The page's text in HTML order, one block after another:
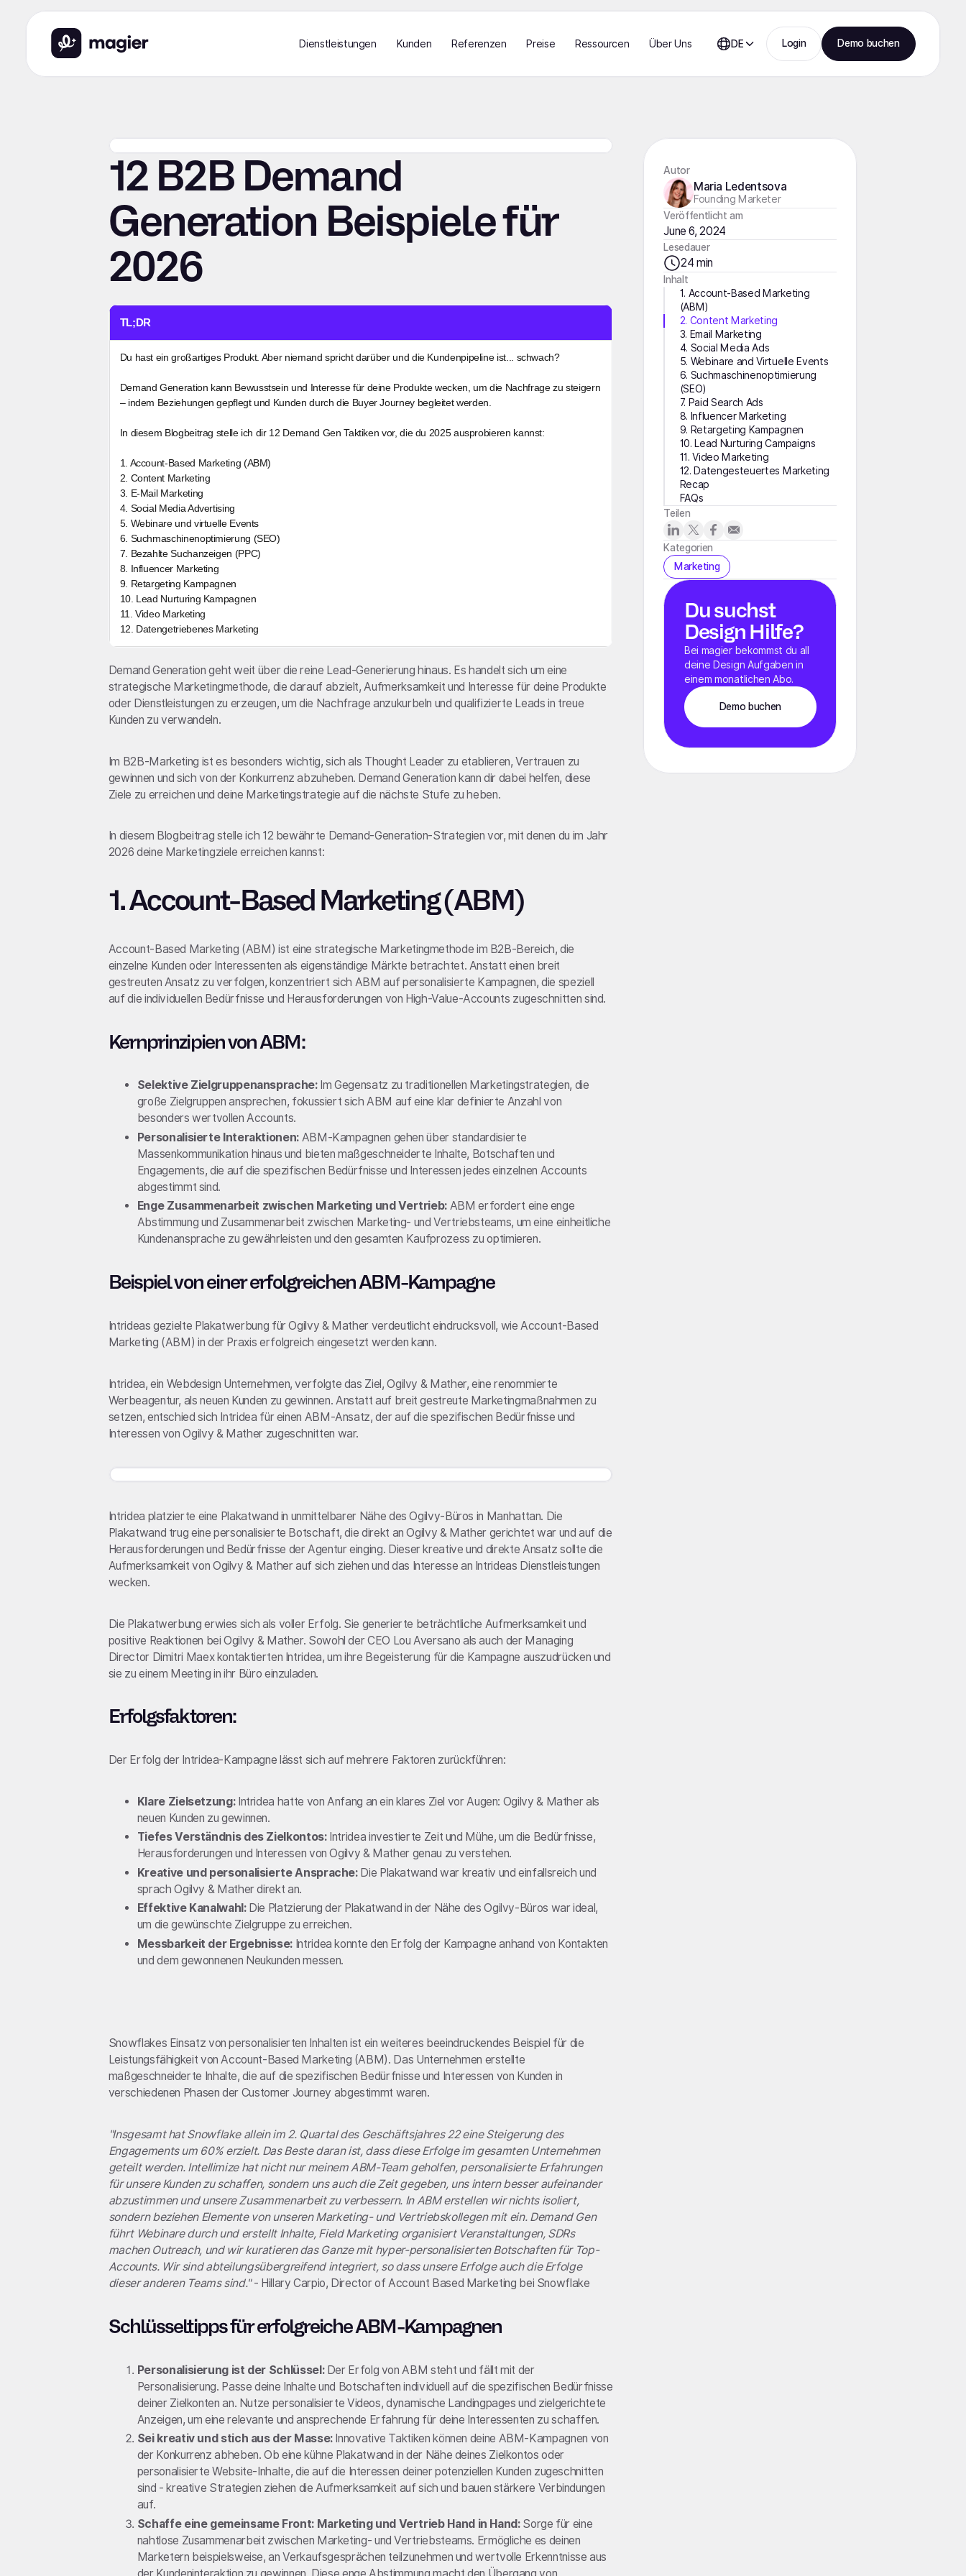
Dienstleistungen Kunden Referenzen Preise Ressourcen Über Uns DE Login Demo buchen
12 B2B Demand
Generation Beispiele für
2026
TL;DR
Du hast ein großartiges Produkt. Aber niemand spricht darüber und die Kundenpipeline ist... schwach?
Demand Generation kann Bewusstsein und Interesse für deine Produkte wecken, um die Nachfrage zu steigern
– indem Beziehungen gepflegt und Kunden durch die Buyer Journey begleitet werden.
In diesem Blogbeitrag stelle ich dir 12 Demand Gen Taktiken vor, die du 2025 ausprobieren kannst:
1. Account-Based Marketing (ABM)
2. Content Marketing
3. E-Mail Marketing
4. Social Media Advertising
5. Webinare und virtuelle Events
6. Suchmaschinenoptimierung (SEO)
7. Bezahlte Suchanzeigen (PPC)
8. Influencer Marketing
9. Retargeting Kampagnen
10. Lead Nurturing Kampagnen
11. Video Marketing
12. Datengetriebenes Marketing
Demand Generation geht weit über die reine Lead-Generierung hinaus. Es handelt sich um eine
strategische Marketingmethode, die darauf abzielt, Aufmerksamkeit und Interesse für deine Produkte
oder Dienstleistungen zu erzeugen, um die Nachfrage anzukurbeln und qualifizierte Leads in treue
Kunden zu verwandeln.
Im B2B-Marketing ist es besonders wichtig, sich als Thought Leader zu etablieren, Vertrauen zu
gewinnen und sich von der Konkurrenz abzuheben. Demand Generation kann dir dabei helfen, diese
Ziele zu erreichen und deine Marketingstrategie auf die nächste Stufe zu heben.
In diesem Blogbeitrag stelle ich 12 bewährte Demand-Generation-Strategien vor, mit denen du im Jahr
2026 deine Marketingziele erreichen kannst:
1. Account-Based Marketing (ABM)
Account-Based Marketing (ABM) ist eine strategische Marketingmethode im B2B-Bereich, die
einzelne Kunden oder Interessenten als eigenständige Märkte betrachtet. Anstatt einen breit
gestreuten Ansatz zu verfolgen, konzentriert sich ABM auf personalisierte Kampagnen, die speziell
auf die individuellen Bedürfnisse und Herausforderungen von High-Value-Accounts zugeschnitten sind.
Kernprinzipien von ABM:
Selektive Zielgruppenansprache:Im Gegensatz zu traditionellen Marketingstrategien, die
große Zielgruppen ansprechen, fokussiert sich ABM auf eine klar definierte Anzahl von
besonders wertvollen Accounts.
Personalisierte Interaktionen:ABM-Kampagnen gehen über standardisierte
Massenkommunikation hinaus und bieten maßgeschneiderte Inhalte, Botschaften und
Engagements, die auf die spezifischen Bedürfnisse und Interessen jedes einzelnen Accounts
abgestimmt sind.
Enge Zusammenarbeit zwischen Marketing und Vertrieb: ABM erfordert eine enge
Abstimmung und Zusammenarbeit zwischen Marketing- und Vertriebsteams, um eine einheitliche
Kundenansprache zu gewährleisten und den gesamten Kaufprozess zu optimieren.
Beispiel von einer erfolgreichen ABM-Kampagne
Intrideas gezielte Plakatwerbung für Ogilvy & Mather verdeutlicht eindrucksvoll, wie Account-Based
Marketing (ABM) in der Praxis erfolgreich eingesetzt werden kann.
Intridea, ein Webdesign Unternehmen, verfolgte das Ziel, Ogilvy & Mather, eine renommierte
Werbeagentur, als neuen Kunden zu gewinnen. Anstatt auf breit gestreute Marketingmaßnahmen zu
setzen, entschied sich Intridea für einen ABM-Ansatz, der auf die spezifischen Bedürfnisse und
Interessen von Ogilvy & Mather zugeschnitten war.
Intridea platzierte eine Plakatwand in unmittelbarer Nähe des Ogilvy-Büros in Manhattan. Die
Plakatwand trug eine personalisierte Botschaft, die direkt an Ogilvy & Mather gerichtet war und auf die
Herausforderungen und Bedürfnisse der Agentur einging. Dieser kreative und direkte Ansatz sollte die
Aufmerksamkeit von Ogilvy & Mather auf sich ziehen und das Interesse an Intrideas Dienstleistungen
wecken.
Die Plakatwerbung erwies sich als voller Erfolg. Sie generierte beträchtliche Aufmerksamkeit und
positive Reaktionen bei Ogilvy & Mather. Sowohl der CEO Lou Aversano als auch der Managing
Director Dimitri Maex kontaktierten Intridea, um ihre Begeisterung für die Kampagne auszudrücken und
sie zu einem Meeting in ihr Büro einzuladen.
Erfolgsfaktoren:
Der Erfolg der Intridea-Kampagne lässt sich auf mehrere Faktoren zurückführen:
Klare Zielsetzung:Intridea hatte von Anfang an ein klares Ziel vor Augen: Ogilvy & Mather als
neuen Kunden zu gewinnen.
Tiefes Verständnis des Zielkontos:Intridea investierte Zeit und Mühe, um die Bedürfnisse,
Herausforderungen und Interessen von Ogilvy & Mather genau zu verstehen.
Kreative und personalisierte Ansprache:Die Plakatwand war kreativ und einfallsreich und
sprach Ogilvy & Mather direkt an.
Effektive Kanalwahl:Die Platzierung der Plakatwand in der Nähe des Ogilvy-Büros war ideal,
um die gewünschte Zielgruppe zu erreichen.
Messbarkeit der Ergebnisse: Intridea konnte den Erfolg der Kampagne anhand von Kontakten
und dem gewonnenen Neukunden messen.
Snowflakes Einsatz von personalisierten Inhalten ist ein weiteres beeindruckendes Beispiel für die
Leistungsfähigkeit von Account-Based Marketing (ABM). Das Unternehmen erstellte
maßgeschneiderte Inhalte, die auf die spezifischen Bedürfnisse und Interessen von Kunden in
verschiedenen Phasen der Customer Journey abgestimmt waren.
"Insgesamt hat Snowflake allein im 2. Quartal des Geschäftsjahres 22 eine Steigerung des
Engagements um 60% erzielt. Das Beste daran ist, dass diese Erfolge im gesamten Unternehmen
geteilt werden. Intellimize hat nicht nur meinem ABM-Team geholfen, personalisierte Erfahrungen
für unsere Kunden zu schaffen, sondern uns auch die Zeit gegeben, uns intern besser aufeinander
abzustimmen und unsere Zusammenarbeit zu verbessern. In ABM erstellen wir nichts isoliert,
sondern beziehen Elemente von unseren Marketing- und Vertriebskollegen mit ein. Demand Gen
führt Webinare durch und erstellt Inhalte, Field Marketing organisiert Veranstaltungen, SDRs
machen Outreach, und wir kuratieren das Ganze mit hyper-personalisierten Botschaften für Top-
Accounts. Wir sind abteilungsübergreifend integriert, so dass unsere Erfolge auch die Erfolge
dieser anderen Teams sind."- Hillary Carpio, Director of Account Based Marketing bei Snowflake
Schlüsseltipps für erfolgreiche ABM-Kampagnen
Personalisierung ist der Schlüssel:Der Erfolg von ABM steht und fällt mit der
Personalisierung. Passe deine Inhalte und Botschaften individuell auf die spezifischen Bedürfnisse
deiner Zielkonten an. Nutze personalisierte Videos, dynamische Landingpages und zielgerichtete
Anzeigen, um eine relevante und ansprechende Erfahrung für deine Interessenten zu schaffen.
Sei kreativ und stich aus der Masse:Innovative Taktiken können deine ABM-Kampagnen von
der Konkurrenz abheben. Ob eine kühne Plakatwand in der Nähe deines Zielkontos oder
personalisierte Website-Inhalte, die auf die Interessen deiner potenziellen Kunden zugeschnitten
sind - kreative Strategien ziehen die Aufmerksamkeit auf sich und bauen stärkere Verbindungen
auf.
Schaffe eine gemeinsame Front: Marketing und Vertrieb Hand in Hand:Sorge für eine
nahtlose Zusammenarbeit zwischen Marketing- und Vertriebsteams. Ermögliche es deinen
Marketern beispielsweise, an Verkaufsgesprächen teilzunehmen und wertvolle Erkenntnisse aus
der Kundeninteraktion zu gewinnen. Diese enge Abstimmung macht den Übergang von
Autor
Maria Ledentsova
Founding Marketer
Veröffentlicht am
June 6, 2024
Lesedauer
24 min
Inhalt
1. Account-Based Marketing
(ABM)
2. Content Marketing
3. Email Marketing
4. Social Media Ads
5. Webinare and Virtuelle Events
6. Suchmaschinenoptimierung
(SEO)
7. Paid Search Ads
8. Influencer Marketing
9. Retargeting Kampagnen
10. Lead Nurturing Campaigns
11. Video Marketing
12. Datengesteuertes Marketing
Recap
FAQs
Teilen
Kategorien
Marketing
Du suchst
Design Hilfe?
Bei magier bekommst du all
deine Design Aufgaben in
einem monatlichen Abo.
Demo buchen